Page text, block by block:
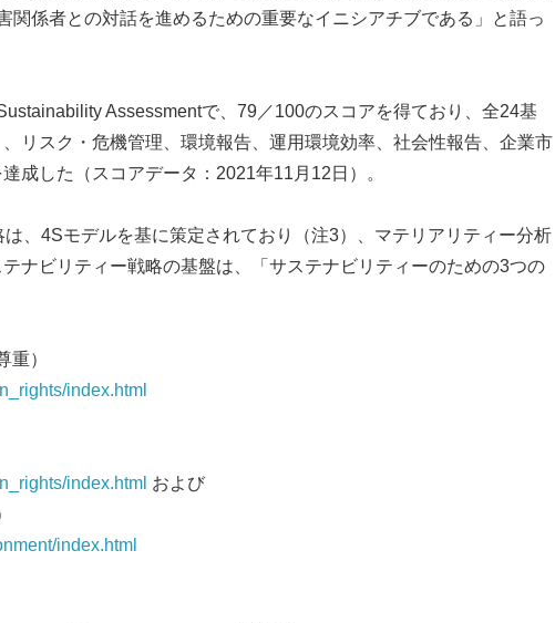
関係者との対話を進めるための重要なイニシアチブである」と語っ
Assessmentで、79／100のスコアを得ており、全24基
リスク・危機管理、環境報告、運用環境効率、社会性報告、企業市
成した（スコアデータ：2021年11月12日）。
、4Sモデルを基に策定されており（注3）、マテリアリティー分析
ナビリティー戦略の基盤は、「サステナビリティーのための3つの
重）
index.html
index.html および
index.html